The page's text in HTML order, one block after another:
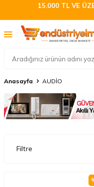
15.000 TL VE
Anasayfa AUDİO
Filtre